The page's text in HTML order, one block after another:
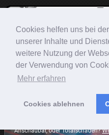
Cookies helfen uns bei
unserer Inhalte und
weitere Nutzung der
der Verwendung von
Mehr erfahren
Cookies ablehnen
Anschaubar, oder Totalschaden?